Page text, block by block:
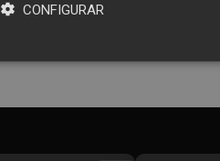
CONFIGURAR